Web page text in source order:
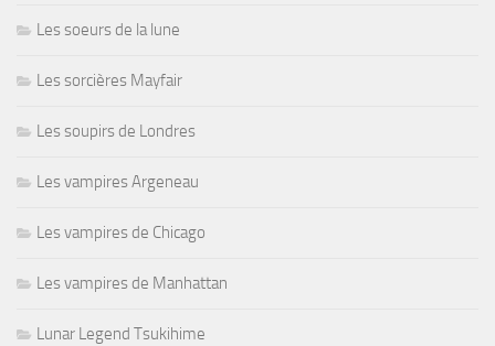
Les soeurs de la lune
Les sorcières Mayfair
Les soupirs de Londres
Les vampires Argeneau
Les vampires de Chicago
Les vampires de Manhattan
Lunar Legend Tsukihime